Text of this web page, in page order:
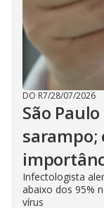
DO R7/28/07/2026
São
sarampo;
Infectologista
abaixo dos 95%
vírus